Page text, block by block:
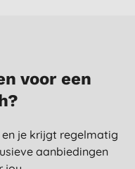
voor een
je krijgt regelmatig
aanbiedingen